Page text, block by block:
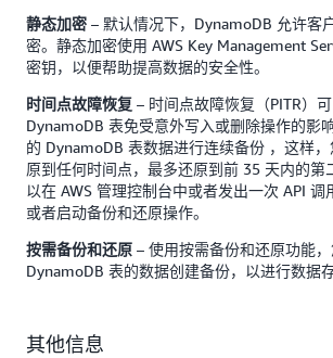
静态加密 – 默认情况下，DynamoDB 允许客
密。静态加密使用 AWS Key Management
密钥，以便帮助提高数据的安全性。
时间点故障恢复 – 时间点故障恢复（PITR）
DynamoDB 表免受意外写入或删除操作的影
的 DynamoDB 表数据进行连续备份 ，这样
原到任何时间点，最多还原到前 35 天内的第
以在 AWS 管理控制台中或者发出一次 API 调
或者启动备份和还原操作。
按需备份和还原 – 使用按需备份和还原功能
DynamoDB 表的数据创建备份，以进行数据
其他信息